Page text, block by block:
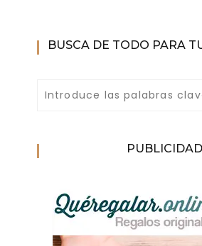
BUSCA DE TODO PARA
PUBLICIDAD